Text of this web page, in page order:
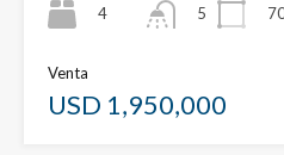
4
5
Venta
USD 1,950,000